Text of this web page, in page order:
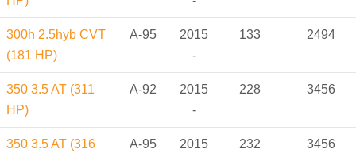
300h 2.5hyb CVT
(181 HP)
A-95
2015
-
133 2494
350 3.5 AT (311
HP)
A-92
2015
-
228 3456
350 3.5 AT (316
A-95
2015
232 3456